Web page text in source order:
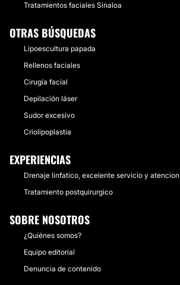
Tratamientos faciales Sinaloa
OTRAS BÚSQUEDAS
Lipoescultura papada
Rellenos faciales
Cirugía facial
Depilación láser
Sudor excesivo
Criolipoplastia
EXPERIENCIAS
Drenaje linfatico, excelente servicio y atencion
Tratamiento postquirurgico
SOBRE NOSOTROS
¿Quiénes somos?
Equipo editorial
Denuncia de contenido